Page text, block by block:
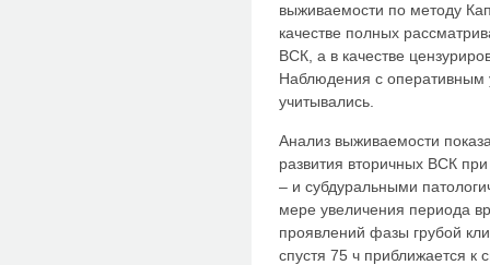
выживаемости по методу
качестве полных
ВСК, а в качестве
Наблюдения с
учитывались.
Анализ выживаемости
развития вторичных ВСК
– и субдуральными
мере увеличения периода
проявлений фазы грубой
спустя 75 ч приближается к